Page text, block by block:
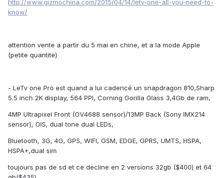
http://www.gizmochina.com/2015/04/14/letv-one-all-you-need-to-
know/
attention vente a partir du 5 mai en chine, et a la mode Apple
(petite quantite)
- LeTv one Pro est quand a lui cadencé un snapdragon 810,Sharp
5.5 inch 2K display, 564 PPI, Corning Gorilla Glass 3,4Gb de ram,
4MP Ultrapixel Front (OV4688 sensor)/13MP Back (Sony IMX214
sensor), OIS, dual tone dual LEDs,
Bluetooth, 3G, 4G, GPS, WIFI, GSM, EDGE, GPRS, UMTS, HSPA,
HSPA+,dual sim
toujours pas de sd et ce decline en 2 versions 32gb ($400) et 64